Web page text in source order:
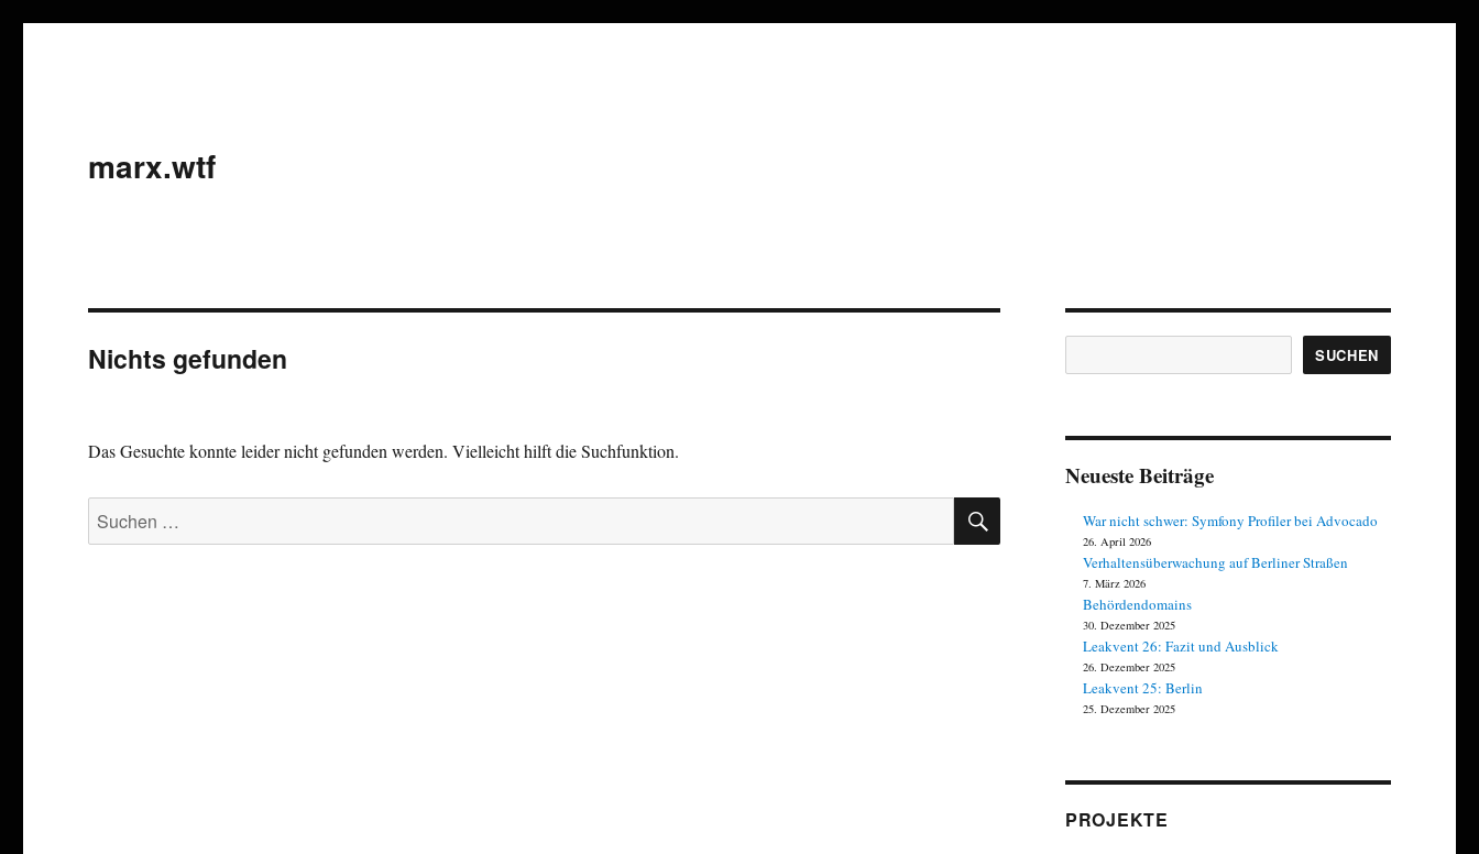
marx.wtf
Nichts gefunden
Das Gesuchte konnte leider nicht gefunden werden. Vielleicht hilft die Suchfunktion.
Suchen
nach:
SUCHEN
SUCHEN
Neueste Beiträge
War nicht schwer: Symfony Profiler bei Advocado
26. April 2026
Verhaltensüberwachung auf Berliner Straßen
7. März 2026
Behördendomains
30. Dezember 2025
Leakvent 26: Fazit und Ausblick
26. Dezember 2025
Leakvent 25: Berlin
25. Dezember 2025
PROJEKTE